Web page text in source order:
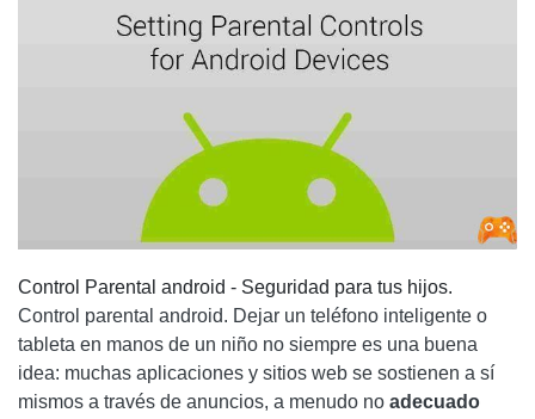
Control Parental android - Seguridad para tus hijos.
Control parental android. Dejar un teléfono inteligente o
tableta en manos de un niño no siempre es una buena
idea: muchas aplicaciones y sitios web se sostienen a sí
mismos a través de anuncios, a menudo no adecuado